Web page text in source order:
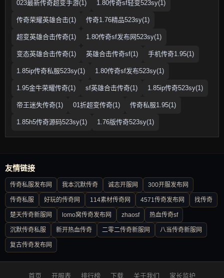
023最新传奇超变手游(1) 1.80传奇sf轻变523sy(1)
传奇荣耀英雄合击(1) 传奇1.76精品523sy(1)
超变英雄合击传奇(1) 1.80传奇sf发布网523sy(1)
变态英雄合击传奇(1) 英雄合击传奇sf(1) 手机传奇1.95(1)
1.85ip传奇私服523sy(1) 1.80传奇sf发布523sy(1)
1.95金牛荣耀传奇(1) sf英雄合击传奇(1) 1.85ip传奇523sy(1)
帝王迷失传奇(1) 01折超变传奇(1) 传奇私服1.95(1)
1.85h5传奇源码523sy(1) 1.76版传奇523sy(1)
友情链接
传奇私服发布网 我本沉默传奇 诚志开服网 300开服发布网
传奇私服 好玩的传奇网 114素材传奇网 4571传奇发布网 找传奇
楚天传奇新服网 lomo窝传奇发布网 zhaosf 热血传奇sf
沉默传奇私服 新开热血传奇 二零二传奇新服网 八当传奇新服网
复古传奇发布网
首页 开服表 排行榜 下载 关于我们 家长监护